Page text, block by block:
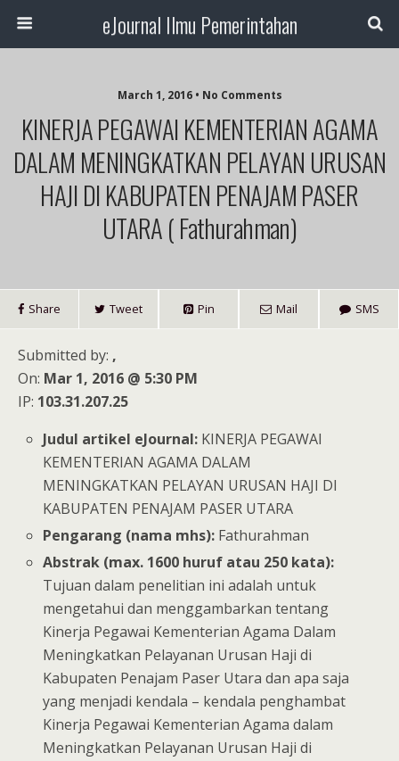
eJournal Ilmu Pemerintahan
March 1, 2016 • No Comments
KINERJA PEGAWAI KEMENTERIAN AGAMA
DALAM MENINGKATKAN PELAYAN URUSAN
HAJI DI KABUPATEN PENAJAM PASER
UTARA ( Fathurahman)
Share Tweet Pin Mail SMS
Submitted by: ,
On: Mar 1, 2016 @ 5:30 PM
IP: 103.31.207.25
Judul artikel eJournal: KINERJA PEGAWAI
KEMENTERIAN AGAMA DALAM
MENINGKATKAN PELAYAN URUSAN HAJI DI
KABUPATEN PENAJAM PASER UTARA
Pengarang (nama mhs): Fathurahman
Abstrak (max. 1600 huruf atau 250 kata):
Tujuan dalam penelitian ini adalah untuk
mengetahui dan menggambarkan tentang
Kinerja Pegawai Kementerian Agama Dalam
Meningkatkan Pelayanan Urusan Haji di
Kabupaten Penajam Paser Utara dan apa saja
yang menjadi kendala – kendala penghambat
Kinerja Pegawai Kementerian Agama dalam
Meningkatkan Pelayanan Urusan Haji di